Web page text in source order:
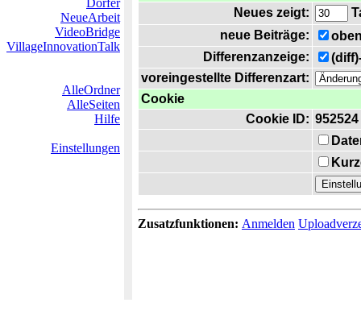
Dörfer
NeueArbeit
VideoBridge
VillageInnovationTalk
AlleOrdner
AlleSeiten
Hilfe
Einstellungen
Neues zeigt:
neue Beiträge:
Differenzanzeige:
voreingestellte Differenzart:
Cookie
Cookie ID: 952524
Zusatzfunktionen: Anmelden